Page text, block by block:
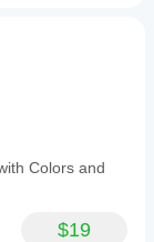
Colors and
$19